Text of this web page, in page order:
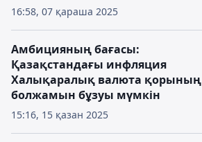
16:58, 07 қараша 2025
15:16, 15 қазан 2025
Амбицияның бағасы:
Қазақстандағы инфляция
Халықаралық валюта қорының
болжамын бұзуы мүмкін